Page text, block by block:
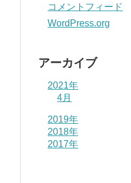
コメントフィード
WordPress.org
アーカイブ
2021年
4月
2019年
2018年
2017年